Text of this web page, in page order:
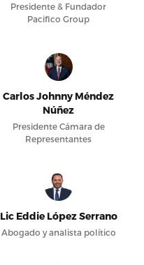
Presidente & Fundador
Pacifico Group
Carlos Johnny Méndez
Núñez
Presidente Cámara de
Representantes
Lic Eddie López Serrano
Abogado y analista político